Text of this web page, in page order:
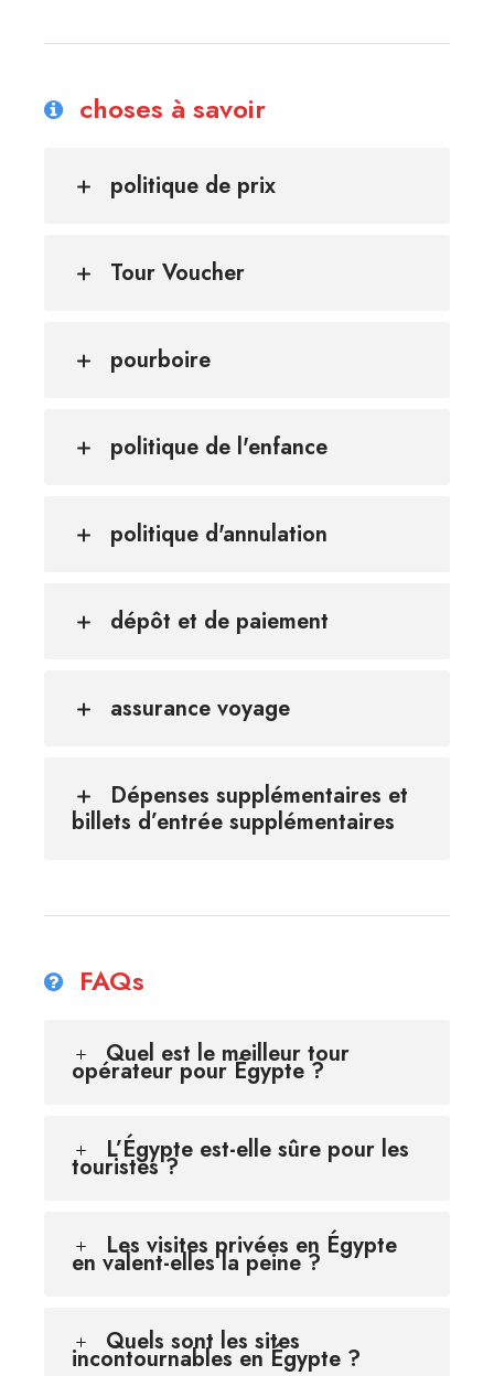
choses à savoir
politique de prix
Tour Voucher
pourboire
politique de l'enfance
politique d'annulation
dépôt et de paiement
assurance voyage
Dépenses supplémentaires et
billets d’entrée supplémentaires
FAQs
Quel est le meilleur tour
opérateur pour Égypte ?
L’Égypte est-elle sûre pour les
touristes ?
Les visites privées en Égypte
en valent-elles la peine ?
Quels sont les sites
incontournables en Égypte ?